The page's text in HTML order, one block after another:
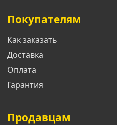
Покупателям
Как заказать
Доставка
Оплата
Гарантия
Продавцам